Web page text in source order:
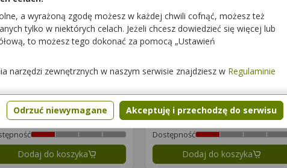
suplement diety
Dodaj do koszyka
Dostępność
Dodaj do koszyka
Islandzki o smaku
czarnej porzeczki
24 pastyl.
suplement diety
Dodaj do koszyka
Islandzki o smaku
czarnej porzeczki
60 pastyl.
suplement diety
Dostępność
Dodaj do koszyka
a wyrażoną zgodę możesz w każdej chwili cofnąć, możesz też
tylko w niektórych celach. Jeżeli chcesz dowiedzieć się więcej lub
to możesz tego dokonać za pomocą „Ustawień
narzędzi zewnętrznych w naszym serwisie znajdziesz w Regulaminie
Odrzuć niewymagane Akceptuję i przechodzę do serwisu